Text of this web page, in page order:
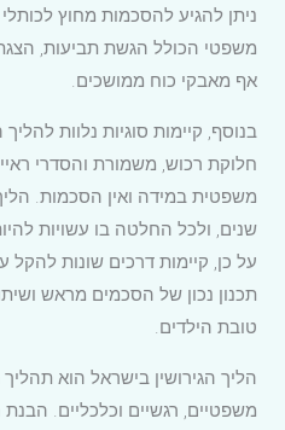
ניתן להגיע להסכמות מחוץ
משפטי הכולל הגשת תביעות,
אף מאבקי כוח ממושכים.
בנוסף, קיימות סוגיות נלוות להליך
חלוקת רכוש, משמורת והסדרי
משפטית במידה ואין הסכמות.
שנים, ולכל החלטה בו עשויות
על כן, קיימות דרכים שונות להקל
תכנון נכון של הסכמים מראש
טובת הילדים.
הליך הגירושין בישראל הוא
משפטיים, רגשיים וכלכליים.